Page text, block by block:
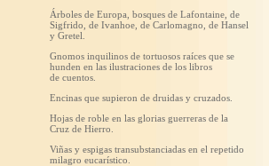
Árboles de Europa, bosques de Lafontaine, de
Sigfrido, de Ivanhoe, de Carlomagno, de Hansel
y Gretel.
Gnomos inquilinos de tortuosos raíces que se
hunden en las ilustraciones de los libros
de cuentos.
Encinas que supieron de druidas y cruzados.
Hojas de roble en las glorias guerreras de la
Cruz de Hierro.
Viñas y espigas transubstanciadas en el repetido
milagro eucarístico.